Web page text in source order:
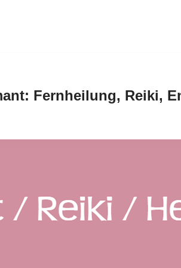
Fernheilung, Reiki,